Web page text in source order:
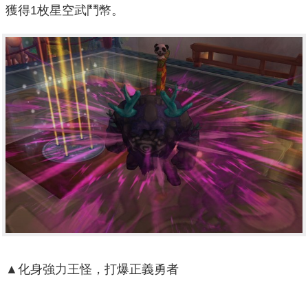
獲得1枚星空武鬥幣。
▲化身強力王怪，打爆正義勇者